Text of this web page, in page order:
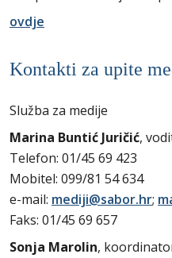
ovdje
Kontakti za upite
Služba za medije
Marina Buntić Juričić,
Telefon: 01/45 69 423
Mobitel: 099/81 54 634
e-mail: mediji@sabor.hr;
Faks: 01/45 69 657
Sonja Marolin,